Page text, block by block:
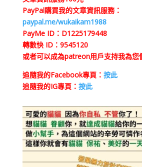
PayPal購買我的文章資訊服務：
paypal.me/wukaikam1988
PayMe ID：D1225179448
轉數快 ID：9545120
或者可以成為patreon用戶支持我為您
追隨我的Facebook專頁： 按此
追隨我的IG專頁： 按此